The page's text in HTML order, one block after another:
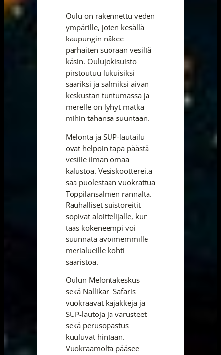
Oulu on rakennettu veden
ympärille, joten kesällä
kaupungin näkee
parhaiten suoraan vesiltä
käsin. Oulujokisuisto
pirstoutuu lukuisiksi
saariksi ja salmiksi aivan
keskustan tuntumassa ja
merelle on lyhyt matka
mihin tahansa suuntaan.
Melonta ja SUP-lautailu
ovat helpoin tapa päästä
vesille ilman omaa
kalustoa. Vesiskoottereita
saa puolestaan vuokrattua
Toppilansalmen rannalta.
Rauhalliset suistoreitit
sopivat aloittelijalle, kun
taas kokeneempi voi
suunnata avoimemmille
merialueille kohti
saaristoa.
Oulun Melontakeskus
sekä Nallikari Safaris
vuokraavat kajakkeja ja
SUP-lautoja ja varusteet
sekä perusopastus
kuuluvat hintaan.
Vuokraamolta pääsee